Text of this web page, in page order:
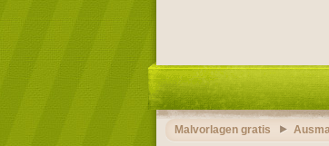
Malvorlagen gratis